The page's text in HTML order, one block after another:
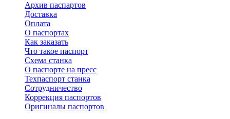
Архив паспартов
Доставка
Оплата
О паспортах
Как заказать
Что такое паспорт
Схема станка
О паспорте на пресс
Техпаспорт станка
Сотрудничество
Коррекция паспортов
Оригиналы паспортов